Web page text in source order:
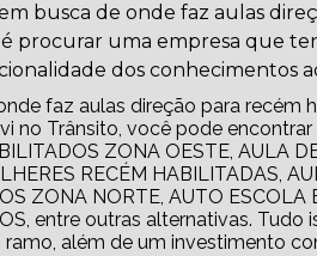
busca de onde faz aulas
é procurar uma empresa que
dos conhecimentos
faz aulas direção para recém
no Trânsito, você pode encontrar
ZONA OESTE, AULA
RECÉM HABILITADAS,
ZONA NORTE, AUTO
entre outras alternativas.
além de um investimento